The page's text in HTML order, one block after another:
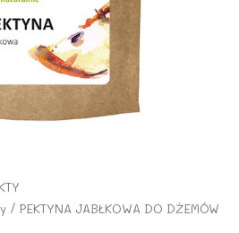
/ PEKTYNA JABŁKOWA DO DŻEMÓW